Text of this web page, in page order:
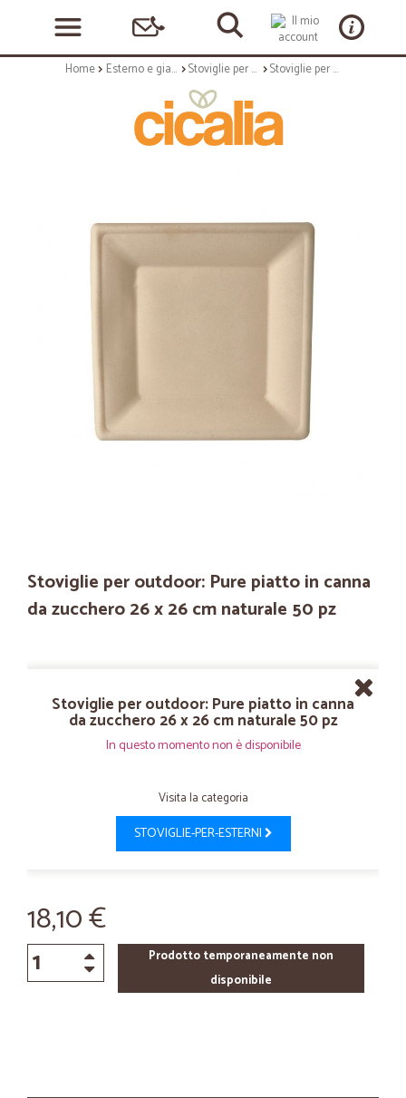
Home Esterno e giardino Stoviglie per esterni Stoviglie per outdoor: Pure piatto in canna da zucchero 26 x 26 cm naturale 50 pz
Stoviglie per outdoor: Pure piatto in canna
da zucchero 26 x 26 cm naturale 50 pz
Stoviglie per outdoor: Pure piatto in canna
da zucchero 26 x 26 cm naturale 50 pz
In questo momento non è disponibile
Visita la categoria
STOVIGLIE-PER-ESTERNI
18,10 €
Prodotto temporaneamente non
disponibile